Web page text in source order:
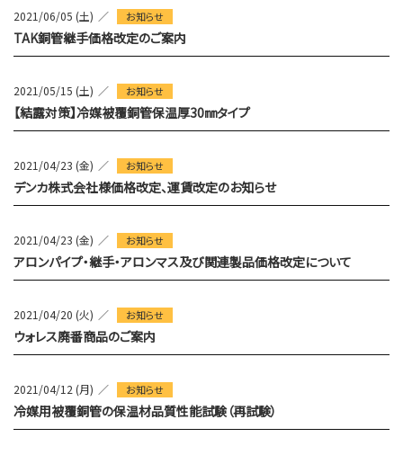
2021/06/05 (土) お知らせ
TAK銅管継手価格改定のご案内
2021/05/15 (土) お知らせ
【結露対策】冷媒被覆銅管保温厚30㎜タイプ
2021/04/23 (金) お知らせ
デンカ株式会社様価格改定、運賃改定のお知らせ
2021/04/23 (金) お知らせ
アロンパイプ・継手・アロンマス及び関連製品価格改定について
2021/04/20 (火) お知らせ
ウォレス廃番商品のご案内
2021/04/12 (月) お知らせ
冷媒用被覆銅管の保温材品質性能試験（再試験）